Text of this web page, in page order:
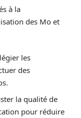
à la
des Mo et
les
des
la qualité de
pour réduire